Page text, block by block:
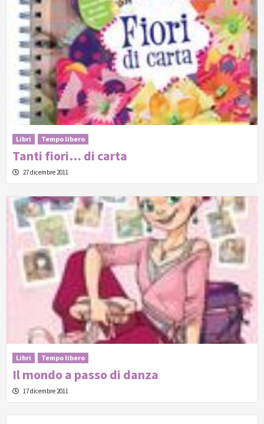
Libri Tempo libero
Tanti fiori… di carta
27 dicembre 2011
Libri Tempo libero
Il mondo a passo di danza
17 dicembre 2011